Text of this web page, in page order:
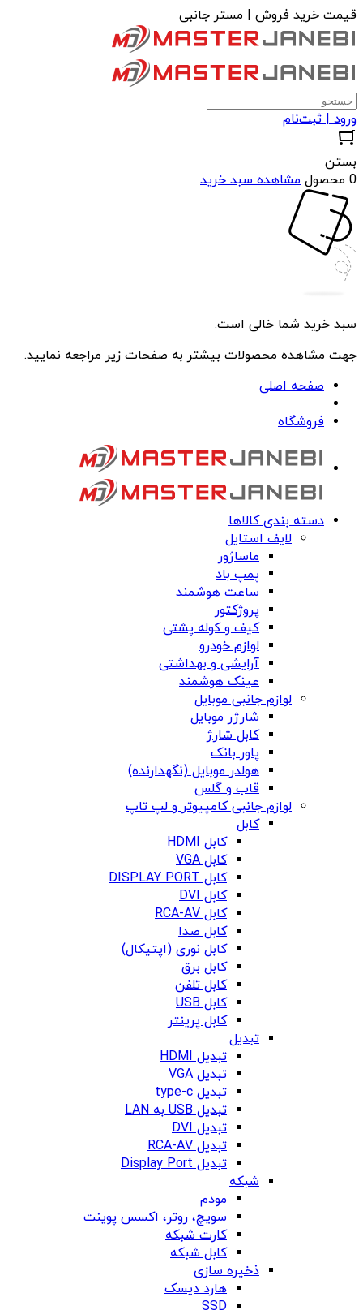
قیمت خرید فروش | مستر جانبی
ورود | ثبت‌نام
بستن
0 محصول
مشاهده سبد خرید
سبد خرید شما خالی است.
جهت مشاهده محصولات بیشتر به صفحات زیر مراجعه نمایید.
صفحه اصلی
فروشگاه
دسته بندی کالاها
لایف استایل
ماساژور
پمپ باد
ساعت هوشمند
پروژکتور
کیف و کوله پشتی
لوازم خودرو
آرایشی و بهداشتی
عینک هوشمند
لوازم جانبی موبایل
شارژر موبایل
کابل شارژ
پاور بانک
هولدر موبایل (نگهدارنده)
قاب و گلس
لوازم جانبی کامپیوتر و لپ تاپ
کابل
کابل HDMI
کابل VGA
کابل DISPLAY PORT
کابل DVI
کابل RCA-AV
کابل صدا
کابل نوری (اپتیکال)
کابل برق
کابل تلفن
کابل USB
کابل پرینتر
تبدیل
تبدیل HDMI
تبدیل VGA
تبدیل type-c
تبدیل USB به LAN
تبدیل DVI
تبدیل RCA-AV
تبدیل Display Port
شبکه
مودم
سویچ، روتر، اکسس پوینت
کارت شبکه
کابل شبکه
ذخیره سازی
هارد دیسک